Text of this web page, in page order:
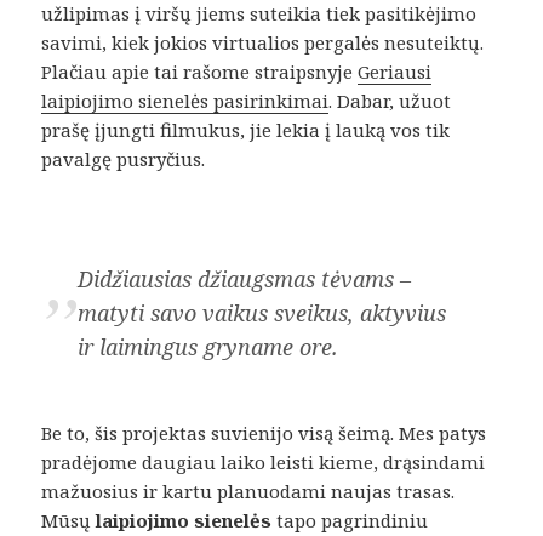
užlipimas į viršų jiems suteikia tiek pasitikėjimo
savimi, kiek jokios virtualios pergalės nesuteiktų.
Plačiau apie tai rašome straipsnyjeGeriausi
laipiojimo sienelės pasirinkimai. Dabar, užuot
prašę įjungti filmukus, jie lekia į lauką vos tik
pavalgę pusryčius.
„Didžiausias džiaugsmas tėvams –
matyti savo vaikus sveikus, aktyvius
ir laimingus gryname ore.
Be to, šis projektas suvienijo visą šeimą. Mes patys
pradėjome daugiau laiko leisti kieme, drąsindami
mažuosius ir kartu planuodami naujas trasas.
Mūsųlaipiojimo sienelės tapo pagrindiniu